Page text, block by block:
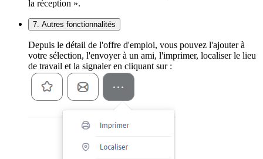
la réception ».
7. Autres fonctionnalités
Depuis le détail de l'offre d'emploi, vous pouvez l'ajouter à
votre sélection, l'envoyer à un ami, l'imprimer, localiser le lieu
de travail et la signaler en cliquant sur :